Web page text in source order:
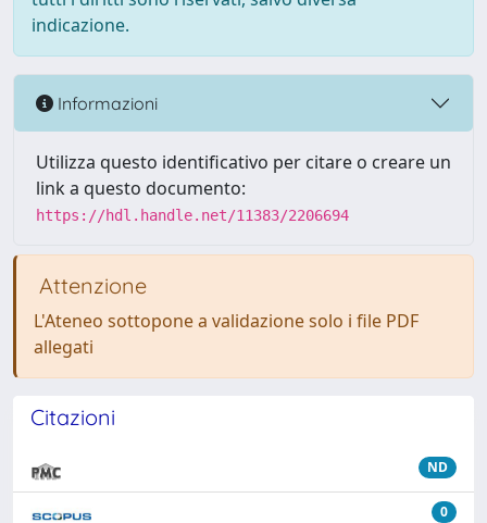
indicazione.
Informazioni
Utilizza questo identificativo per citare o creare un
link a questo documento:
https://hdl.handle.net/11383/2206694
Attenzione
L'Ateneo sottopone a validazione solo i file PDF
allegati
Citazioni
ND
0